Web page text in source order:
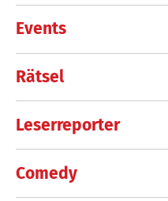
Events
Rätsel
Leserreporter
Comedy